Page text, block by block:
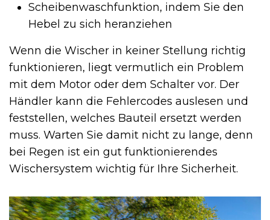
Scheibenwaschfunktion, indem Sie den
Hebel zu sich heranziehen
Wenn die Wischer in keiner Stellung richtig
funktionieren, liegt vermutlich ein Problem
mit dem Motor oder dem Schalter vor. Der
Händler kann die Fehlercodes auslesen und
feststellen, welches Bauteil ersetzt werden
muss. Warten Sie damit nicht zu lange, denn
bei Regen ist ein gut funktionierendes
Wischersystem wichtig für Ihre Sicherheit.